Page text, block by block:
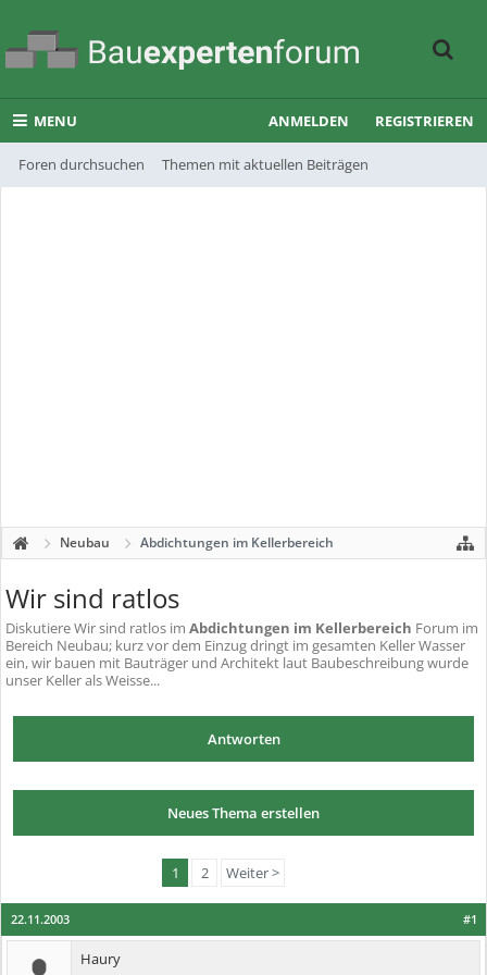
MENU
Foren durchsuchen Themen mit aktuellen Beiträgen
ANMELDEN REGISTRIEREN
Neubau Abdichtungen im Kellerbereich
Wir sind ratlos
DiskutiereWir sind ratlos im Abdichtungen im Kellerbereich Forum im
Bereich Neubau; kurz vor dem Einzug dringt im gesamten Keller Wasser
ein, wir bauen mit Bauträger und Architekt laut Baubeschreibung wurde
unser Keller als Weisse...
Antworten
Neues Thema erstellen
1 2 Weiter >
#1
22.11.2003
Haury